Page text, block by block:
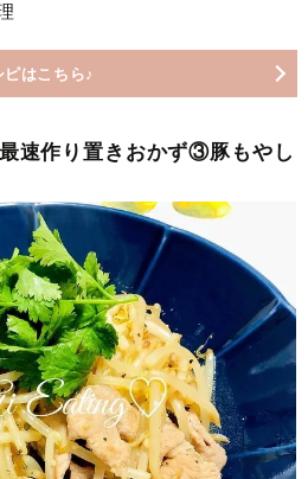
ピはこちら♪
速作り置きおかず③豚もやし